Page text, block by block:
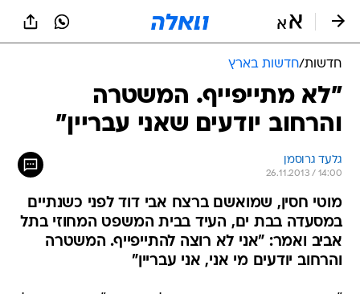
חדשות/חדשות בארץ
"לא מתייפייף. המשטרה
והרחוב יודעים שאני עבריין"
גלעד גרוסמן
26.11.2013 / 14:00
מוטי חסין, שמואשם ברצח אבי דוד לפני כשנתיים
במסעדה בבת ים, העיד בבית המשפט המחוזי בתל
אביב ואמר: "אני לא רוצה להתייפייף. המשטרה
והרחוב יודעים מי אני, אני עבריין"